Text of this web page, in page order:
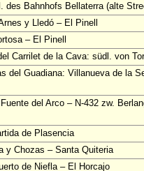
des Bahnhofs Bellaterra (alte
y Lledó – El Pinell
– El Pinell
Carrilet de la Cava: südl. von
del Guadiana: Villanueva de la
del Arco – N-432 zw.
de Plasencia
y Chozas – Santa Quiteria
de Niefla – El Horcajo